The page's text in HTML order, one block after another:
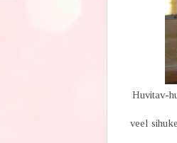
Huvitav-
veel